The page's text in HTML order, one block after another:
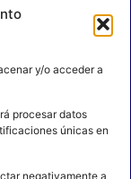
y/o acceder a
procesar datos
únicas en
negativamente a